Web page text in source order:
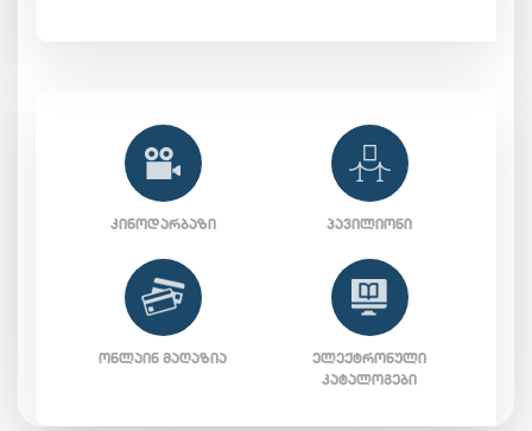
ᲙᲘᲜᲝᲓᲐᲠᲑᲐᲖᲘ ᲞᲐᲕᲘᲚᲘᲝᲜᲘ
ᲝᲜᲚᲐᲘᲜ ᲛᲐᲦᲐᲖᲘᲐ
ᲔᲚᲔᲥᲢᲠᲝᲜᲣᲚᲘ
ᲙᲐᲢᲐᲚᲝᲒᲔᲑᲘ